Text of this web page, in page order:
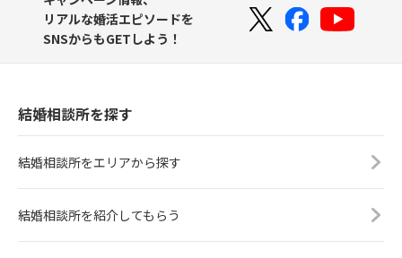
リアルな婚活エピソードを
SNSからもGETしよう！
結婚相談所を探す
結婚相談所をエリアから探す
結婚相談所を紹介してもらう